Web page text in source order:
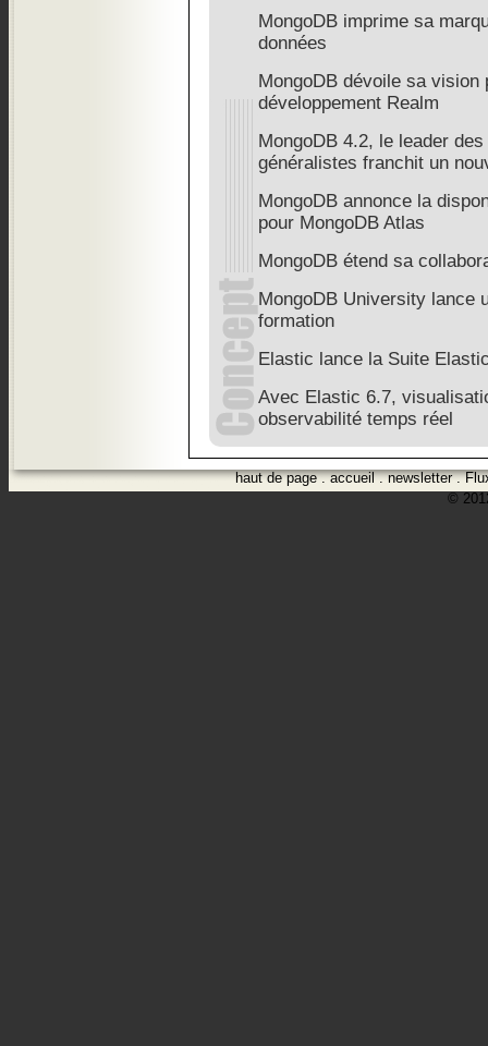
MongoDB imprime sa
données
MongoDB dévoile sa vision
développement Realm
MongoDB 4.2, le leader
généralistes franchit un
MongoDB annonce la
pour MongoDB Atlas
MongoDB étend sa
MongoDB University lance
formation
Elastic lance la Suite
Avec Elastic 6.7,
observabilité temps réel
haut de page.accueil.newsletter.
©